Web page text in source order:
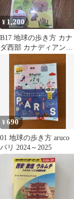
¥ 1,200
B17 地球の歩き方 カナ
ダ西部 カナディアン・
ー 202…
¥690
01 地球の歩き方 aruco
パリ 2024～2025